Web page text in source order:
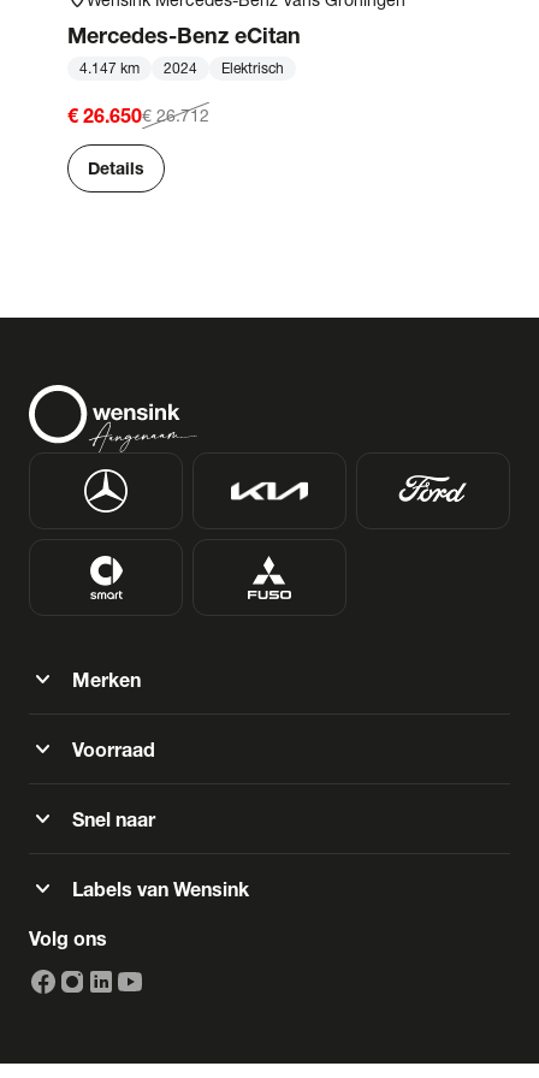
Mercedes-Benz eCitan
4.147 km 2024 Elektrisch
€ 26.650€ 26.712
Details
expand_more Merken
expand_more Voorraad
expand_more Snel naar
expand_more Labels van Wensink
Volg ons